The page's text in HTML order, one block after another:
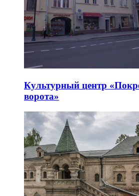
Культурный центр
ворота»